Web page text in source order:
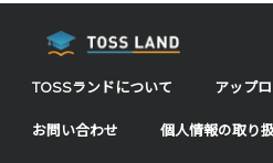
TOSSランドについて アップ
お問い合わせ 個人情報の取り